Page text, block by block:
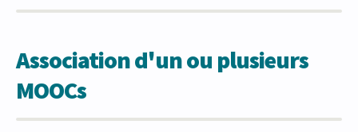
Association d'un ou plusieurs
MOOCs